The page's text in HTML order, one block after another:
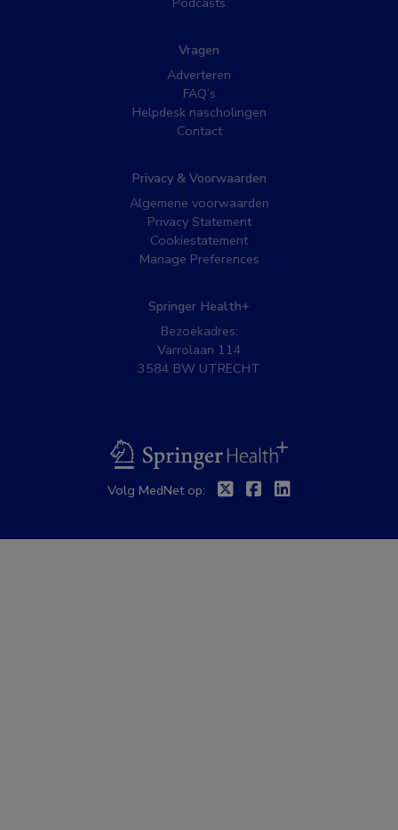
Vragen
Adverteren
FAQ’s
Helpdesk nascholingen
Contact
Privacy & Voorwaarden
Algemene voorwaarden
Privacy Statement
Cookiestatement
Manage Preferences
Springer Health+
Bezoekadres:
Varrolaan 114
3584 BW UTRECHT
BSL
Volg MedNet op: TwitterFacebook
Linkedin